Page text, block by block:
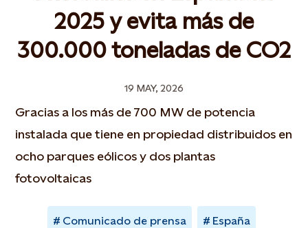
2025 y evita más de
300.000 toneladas de CO2
19 MAY, 2026
Gracias a los más de 700 MW de potencia
instalada que tiene en propiedad distribuidos en
ocho parques eólicos y dos plantas
fotovoltaicas
Comunicado de prensa España